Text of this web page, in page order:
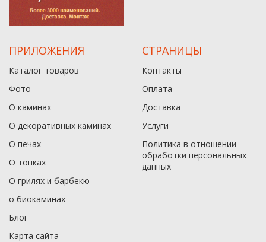
ПРИЛОЖЕНИЯ
Каталог товаров
Фото
О каминах
О декоративных каминах
О печах
О топках
О грилях и барбекю
о биокаминах
Блог
Карта сайта
СТРАНИЦЫ
Контакты
Оплата
Доставка
Услуги
Политика в отношении
обработки персональных
данныx